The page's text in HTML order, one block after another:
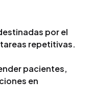
por el
repetitivas.
pacientes,
en